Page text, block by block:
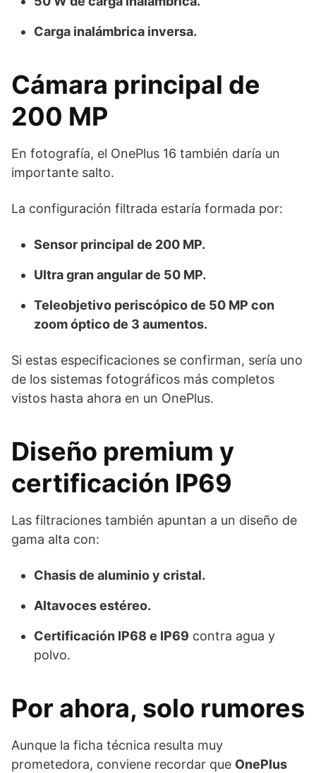
Carga inalámbrica inversa.
Cámara principal de
200 MP
En fotografía, el OnePlus 16 también daría un
importante salto.
La configuración filtrada estaría formada por:
Sensor principal de 200 MP.
Ultra gran angular de 50 MP.
Teleobjetivo periscópico de 50 MP con
zoom óptico de 3 aumentos.
Si estas especificaciones se confirman, sería uno
de los sistemas fotográficos más completos
vistos hasta ahora en un OnePlus.
Diseño premium y
certificación IP69
Las filtraciones también apuntan a un diseño de
gama alta con:
Chasis de aluminio y cristal.
Altavoces estéreo.
Certificación IP68 e IP69 contra agua y
polvo.
Por ahora, solo rumores
Aunque la ficha técnica resulta muy
prometedora, conviene recordar que OnePlus